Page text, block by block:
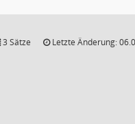
3 Sätze Letzte Änderung: